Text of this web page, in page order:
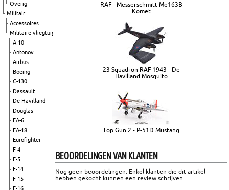
Overig
Militair
Accessoires
Militaire vliegtuigen
A-10
Antonov
Airbus
Boeing
C-130
Dassault
De Havilland
Douglas
EA-6
EA-18
Eurofighter
F-4
F-5
F-14
F-15
F-16
RAF - Messerschmitt Me163B
Komet
23 Squadron RAF 1943 - De
Havilland Mosquito
Top Gun 2 - P-51D Mustang
BEOORDELINGEN VAN KLANTEN
Nog geen beoordelingen. Enkel klanten die dit artikel
hebben gekocht kunnen een review schrijven.